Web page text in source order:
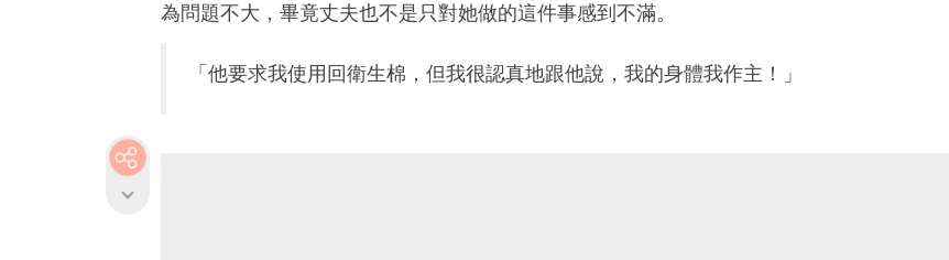
為問題不大，畢竟丈夫也不是只對她做的這件事感到不滿。
「他要求我使用回衛生棉，但我很認真地跟他說，我的身體我作主！」